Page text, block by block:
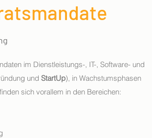
im Dienstleistungs-, IT-, Software- und
und StartUp), in Wachstumsphasen
sich vorallem in den Bereichen: